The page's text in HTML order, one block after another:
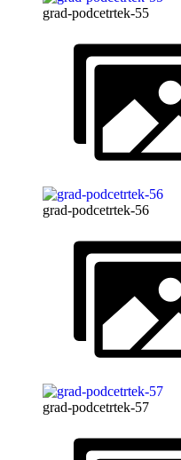
grad-podcetrtek-55
grad-podcetrtek-56
grad-podcetrtek-57